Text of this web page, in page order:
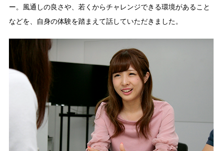
ー。風通しの良さや、若くからチャレンジできる環境があること
などを、自身の体験を踏まえて話していただきました。